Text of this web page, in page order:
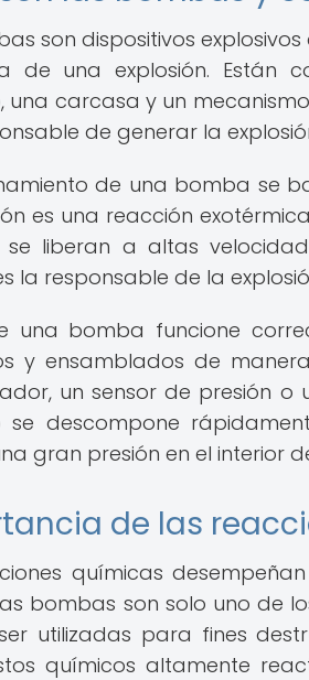
son dispositivos
de una explosión. Están
una carcasa y un
de generar la
de una bomba se
es una reacción
se liberan a altas
la responsable de la
una bomba funcione
y ensamblados de
un sensor de presión o
se descompone
gran presión en el interior
de las
químicas
bombas son solo uno de
utilizadas para fines
químicos altamente